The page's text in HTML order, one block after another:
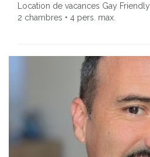
Location de vacances Gay Friendly
2 chambres • 4 pers. max.